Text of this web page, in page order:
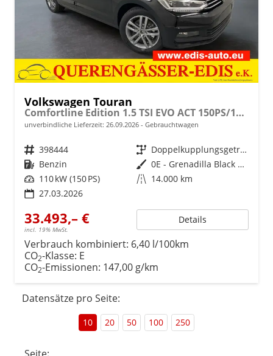
Volkswagen Touran
Comfortline Edition 1.5 TSI EVO ACT 150PS/110kW DSG7 2026 +APP-Connect+RFK+17"ALU+SHZ
unverbindliche Lieferzeit: 26.09.2026 Gebrauchtwagen
Fahrzeugnr. 398444 Getriebe
Doppelkupplungsgetriebe (DSG)
Kraftstoff Benzin Außenfarbe
0E - Grenadilla Black Met.
Leistung 110 kW (150 PS) Kilometerstand 14.000 km
27.03.2026
33.493,– €
incl. 19% MwSt.
Details
Verbrauch kombiniert: 6,40 l/100km
CO2-Klasse: E
CO2-Emissionen: 147,00 g/km
Datensätze pro Seite:
10 20 50 100 250
Seite: